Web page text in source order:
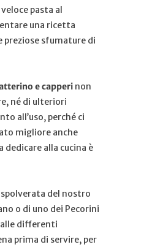
pasta al
una ricetta
preziose sfumature di
e capperi non
né di ulteriori
all’uso, perché ci
migliore anche
dedicare alla cucina è
del nostro
o di uno dei Pecorini
differenti
prima di servire, per